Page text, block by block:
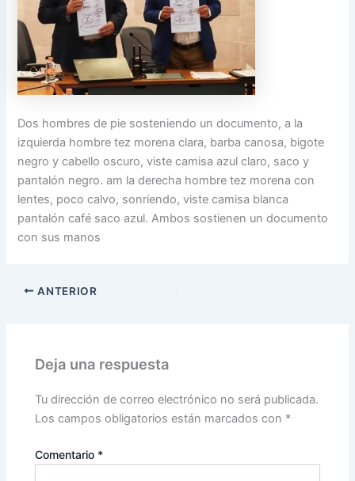
Dos hombres de pie sosteniendo un documento, a la
izquierda hombre tez morena clara, barba canosa, bigote
negro y cabello oscuro, viste camisa azul claro, saco y
pantalón negro. am la derecha hombre tez morena con
lentes, poco calvo, sonriendo, viste camisa blanca
pantalón café saco azul. Ambos sostienen un documento
con sus manos
ANTERIOR
Deja una respuesta
Tu dirección de correo electrónico no será publicada.
Los campos obligatorios están marcados con *
Comentario *